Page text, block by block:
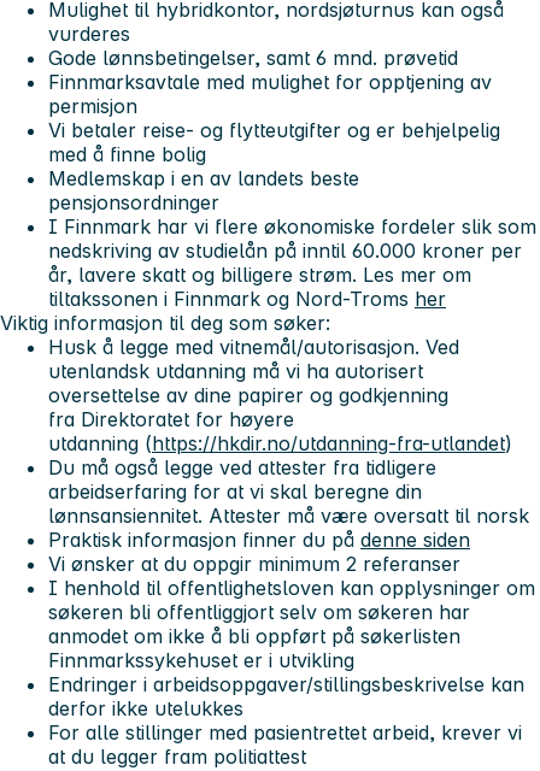
Mulighet til hybridkontor, nordsjøturnus kan også
vurderes
Gode lønnsbetingelser, samt 6 mnd. prøvetid
Finnmarksavtale med mulighet for opptjening av
permisjon
Vi betaler reise- og flytteutgifter og er behjelpelig
med å finne bolig
Medlemskap i en av landets beste
pensjonsordninger
I Finnmark har vi flere økonomiske fordeler slik som
nedskriving av studielån på inntil 60.000 kroner per
år, lavere skatt og billigere strøm. Les mer om
tiltakssonen i Finnmark og Nord-Troms her
Viktig informasjon til deg som søker:
Husk å legge med vitnemål/autorisasjon. Ved
utenlandsk utdanning må vi ha autorisert
oversettelse av dine papirer og godkjenning
fra Direktoratet for høyere
utdanning (https://hkdir.no/utdanning-fra-utlandet)
Du må også legge ved attester fra tidligere
arbeidserfaring for at vi skal beregne din
lønnsansiennitet. Attester må være oversatt til norsk
Praktisk informasjon finner du på denne siden
Vi ønsker at du oppgir minimum 2 referanser
I henhold til offentlighetsloven kan opplysninger om
søkeren bli offentliggjort selv om søkeren har
anmodet om ikke å bli oppført på søkerlisten
Finnmarkssykehuset er i utvikling
Endringer i arbeidsoppgaver/stillingsbeskrivelse kan
derfor ikke utelukkes
For alle stillinger med pasientrettet arbeid, krever vi
at du legger fram politiattest